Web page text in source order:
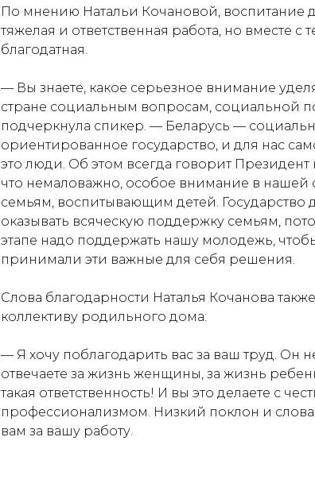
По мнению Натальи Кочановой, воспитание
тяжелая и ответственная работа, но вместе с
благодатная.
— Вы знаете, какое серьезное внимание
стране социальным вопросам, социальной
подчеркнула спикер. — Беларусь —
ориентированное государство, и для нас
это люди. Об этом всегда говорит
что немаловажно, особое внимание в нашей
семьям, воспитывающим детей. Государство
оказывать всяческую поддержку семьям,
этапе надо поддержать нашу молодежь,
принимали эти важные для себя решения.
Слова благодарности Наталья Кочанова
коллективу родильного дома:
— Я хочу поблагодарить вас за ваш труд. Он
отвечаете за жизнь женщины, за жизнь
такая ответственность! И вы это делаете с
профессионализмом. Низкий поклон и слова
вам за вашу работу.